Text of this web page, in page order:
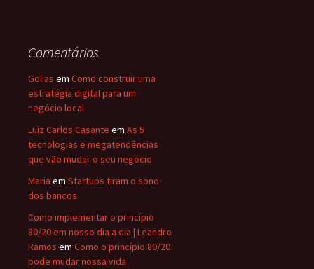
Comentários
Golias em Como construir uma
estratégia digital para um
negócio local
Luiz Carlos Casante em As 5
tecnologias e megatendências
que vão mudar o seu negócio
Maria em Startups tiram o sono
dos bancos
Como implementar o princípio
80/20 em nosso dia a dia | Leandro
Ramos em Como o princípio 80/20
pode mudar nossa vida